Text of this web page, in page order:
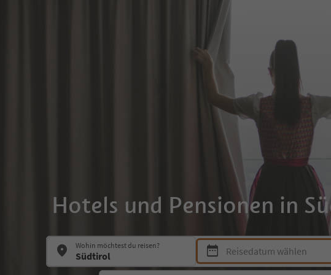
Hotels und Pensionen in
Wohin möchtest du reisen? Reisedatum wählen
Drücke die Leertaste oder